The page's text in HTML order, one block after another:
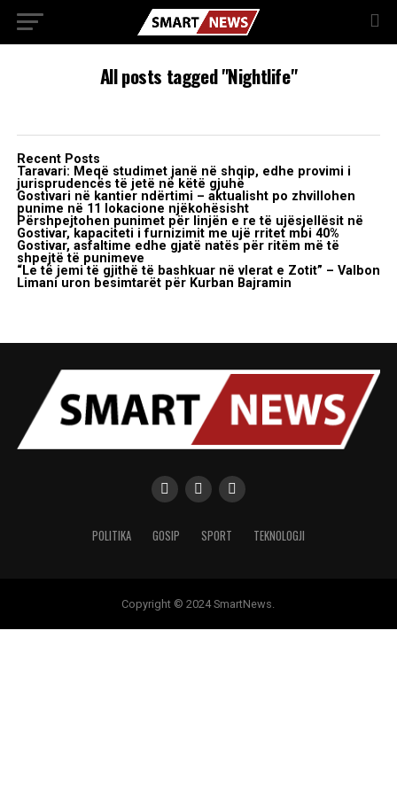
All posts tagged "Nightlife"
Recent Posts
Taravari: Meqë studimet janë në shqip, edhe provimi i
jurisprudencës të jetë në këtë gjuhë
Gostivari në kantier ndërtimi – aktualisht po zhvillohen
punime në 11 lokacione njëkohësisht
Përshpejtohen punimet për linjën e re të ujësjellësit në
Gostivar, kapaciteti i furnizimit me ujë rritet mbi 40%
Gostivar, asfaltime edhe gjatë natës për ritëm më të
shpejtë të punimeve
“Le të jemi të gjithë të bashkuar në vlerat e Zotit” – Valbon
Limani uron besimtarët për Kurban Bajramin
POLITIKA GOSIP SPORT TEKNOLOGJI
Copyright © 2024 SmartNews.